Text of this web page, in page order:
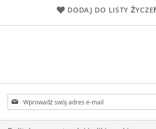
DODAJ DO LISTY
Subskrybuj
nasz
newsletter: